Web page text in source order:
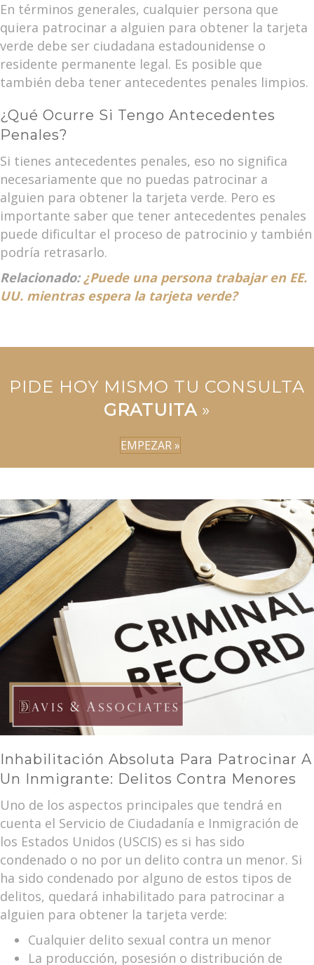
En términos generales, cualquier persona que
quiera patrocinar a alguien para obtener la tarjeta
verde debe ser ciudadana estadounidense o
residente permanente legal. Es posible que
también deba tener antecedentes penales limpios.
¿Qué Ocurre Si Tengo Antecedentes
Penales?
Si tienes antecedentes penales, eso no significa
necesariamente que no puedas patrocinar a
alguien para obtener la tarjeta verde. Pero es
importante saber que tener antecedentes penales
puede dificultar el proceso de patrocinio y también
podría retrasarlo.
Relacionado:¿Puede una persona trabajar en EE.
UU. mientras espera la tarjeta verde?
PIDE HOY MISMO TU CONSULTA
GRATUITA»
EMPEZAR »
Inhabilitación Absoluta Para Patrocinar A
Un Inmigrante: Delitos Contra Menores
Uno de los aspectos principales que tendrá en
cuenta el Servicio de Ciudadanía e Inmigración de
los Estados Unidos (USCIS) es si has sido
condenado o no por un delito contra un menor. Si
ha sido condenado por alguno de estos tipos de
delitos, quedará inhabilitado para patrocinar a
alguien para obtener la tarjeta verde:
Cualquier delito sexual contra un menor
La producción, posesión o distribución de